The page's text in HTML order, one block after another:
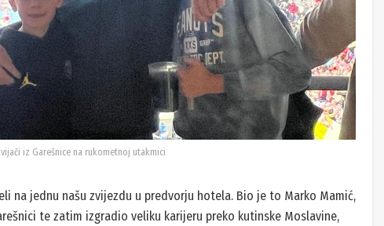
iz Garešnice na rukometnoj utakmici
na jednu našu zvijezdu u predvorju hotela. Bio je to Marko Mamić,
te zatim izgradio veliku karijeru preko kutinske Moslavine,